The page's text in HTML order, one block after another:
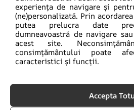
experiența de navigare și
(ne)personalizată. Prin
putea prelucra date
dumneavoastră de navigare
acest site.
consimțământului poate
caracteristici și funcții.
Accepta
Fototapet Buchet de
93.20lei
REDUCERI!